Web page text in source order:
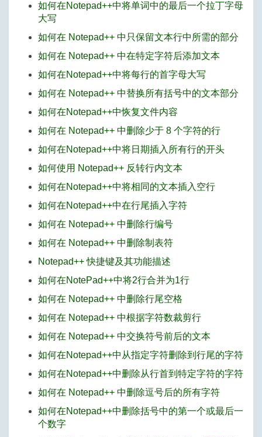
如何在Notepad++中将单词中的最后一个拉丁字母
大写
如何在 Notepad++ 中只保留文本行中所需的部分
如何在 Notepad++ 中在特定字符后添加文本
如何在Notepad++中将每行的首字母大写
如何在 Notepad++ 中替换所有括号中的文本部分
如何在Notepad++中恢复文件内容
如何在 Notepad++ 中删除少于 8 个字符的行
如何在Notepad++中将日期插入所有行的开头
如何使用 Notepad++ 反转行内文本
如何在Notepad++中将相同的文本插入空行
如何在Notepad++中在行尾插入字符
如何在 Notepad++ 中删除行编号
如何在 Notepad++ 中删除制表符
Notepad++ 快捷键及其功能描述
如何在NotePad++中将2行合并为1行
如何在 Notepad++ 中删除行尾空格
如何在 Notepad++ 中根据字符数裁剪行
如何在 Notepad++ 中交换符号前后的文本
如何在Notepad++中从指定字符删除到行尾的字符
如何在Notepad++中删除从行首到特定字符的字符
如何在 Notepad++ 中删除逗号后的所有字符
如何在Notepad++中删除括号中的第一个或最后一
个数字